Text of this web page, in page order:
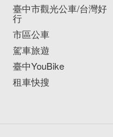
臺中市觀光公車/台灣好
行
市區公車
駕車旅遊
臺中YouBike
租車快搜